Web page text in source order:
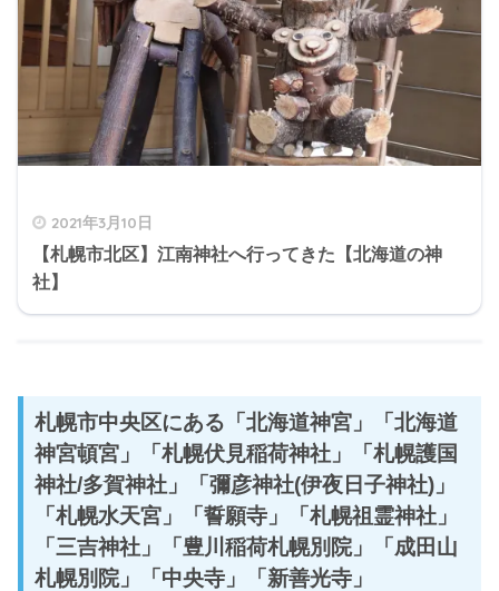
2021年3月10日
【札幌市北区】江南神社へ行ってきた【北海道の神
社】
札幌市中央区にある「北海道神宮」「北海道
神宮頓宮」「札幌伏見稲荷神社」「札幌護国
神社/多賀神社」「彌彦神社(伊夜日子神社)」
「札幌水天宮」「誓願寺」「札幌祖霊神社」
「三吉神社」「豊川稲荷札幌別院」「成田山
札幌別院」「中央寺」「新善光寺」